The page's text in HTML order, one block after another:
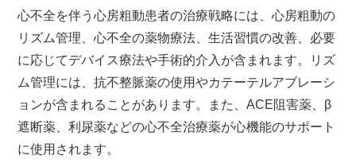
心不全を伴う心房粗動患者の治療戦略には、心房粗動の
リズム管理、心不全の薬物療法、生活習慣の改善、必要
に応じてデバイス療法や手術的介入が含まれます。リズ
ム管理には、抗不整脈薬の使用やカテーテルアブレーシ
ョンが含まれることがあります。また、ACE阻害薬、β
遮断薬、利尿薬などの心不全治療薬が心機能のサポート
に使用されます。